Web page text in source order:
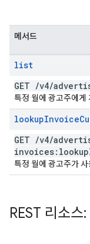
메서드
list
GET /v4/
특정 월에 광고주에게
lookupInvoice
GET /v4/
invoices:lookup
특정 월에 광고주가
REST 리소스: